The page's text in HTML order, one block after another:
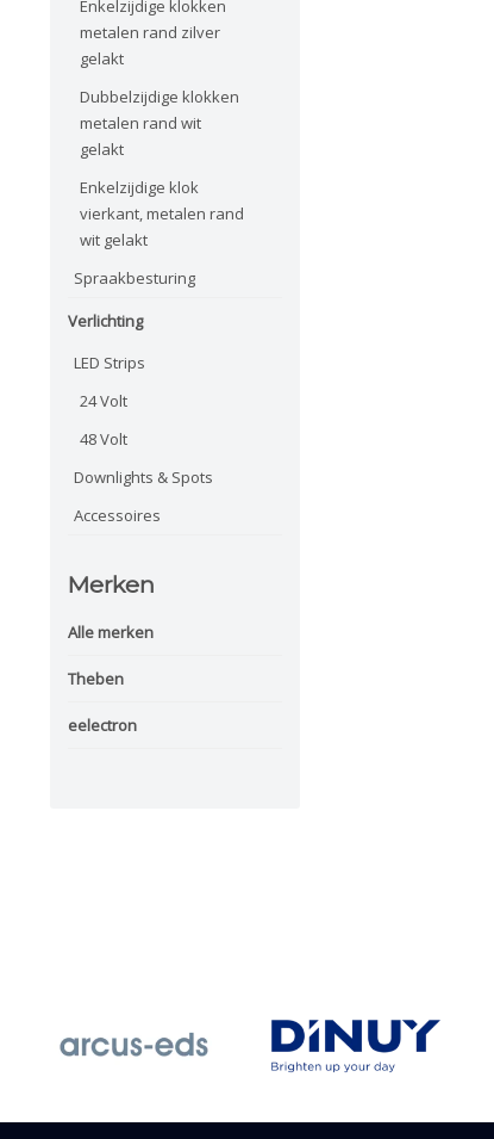
Enkelzijdige klokken
metalen rand zilver
gelakt
Dubbelzijdige klokken
metalen rand wit
gelakt
Enkelzijdige klok
vierkant, metalen rand
wit gelakt
Spraakbesturing
Verlichting
LED Strips
24 Volt
48 Volt
Downlights & Spots
Accessoires
Merken
Alle merken
Theben
eelectron